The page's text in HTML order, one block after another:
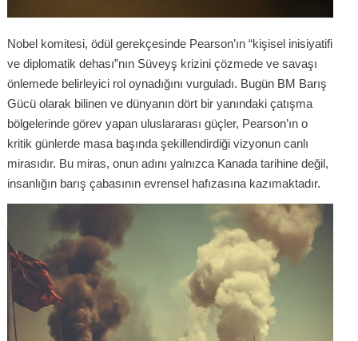
Nobel komitesi, ödül gerekçesinde Pearson’ın “kişisel inisiyatifi
ve diplomatik dehası”nın Süveyş krizini çözmede ve savaşı
önlemede belirleyici rol oynadığını vurguladı. Bugün BM Barış
Gücü olarak bilinen ve dünyanın dört bir yanındaki çatışma
bölgelerinde görev yapan uluslararası güçler, Pearson’ın o
kritik günlerde masa başında şekillendirdiği vizyonun canlı
mirasıdır. Bu miras, onun adını yalnızca Kanada tarihine değil,
insanlığın barış çabasının evrensel hafızasına kazımaktadır.